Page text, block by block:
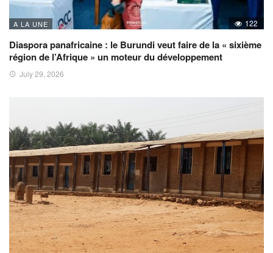
A LA UNE 122
Diaspora panafricaine : le Burundi veut faire de la « sixième
région de l’Afrique » un moteur du développement
July 29, 2026